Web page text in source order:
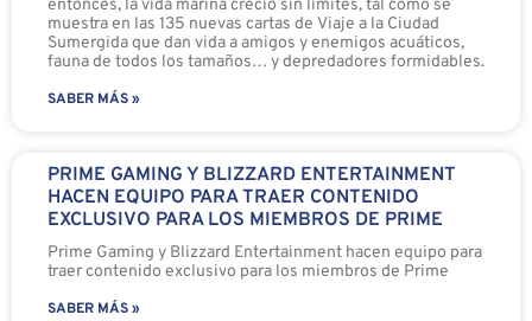
entonces, la vida marina creció sin límites, tal como se
muestra en las 135 nuevas cartas de Viaje a la Ciudad
Sumergida que dan vida a amigos y enemigos acuáticos,
fauna de todos los tamaños… y depredadores formidables.
SABER MÁS »
PRIME GAMING Y BLIZZARD ENTERTAINMENT
HACEN EQUIPO PARA TRAER CONTENIDO
EXCLUSIVO PARA LOS MIEMBROS DE PRIME
Prime Gaming y Blizzard Entertainment hacen equipo para
traer contenido exclusivo para los miembros de Prime
SABER MÁS »